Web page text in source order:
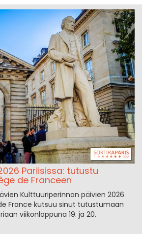
Pariisissa: tutustu
de Franceen
Kulttuuriperinnön päivien 2026
France kutsuu sinut tutustumaan
viikonloppuna 19. ja 20.